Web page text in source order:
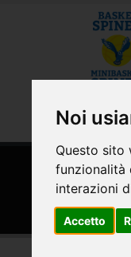
Noi
Questo sito
funzionalità
interazioni
Accetto
HOME